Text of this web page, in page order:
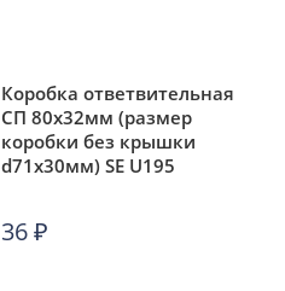
Коробка ответвительная
СП 80х32мм (размер
коробки без крышки
d71х30мм) SE U195
36₽